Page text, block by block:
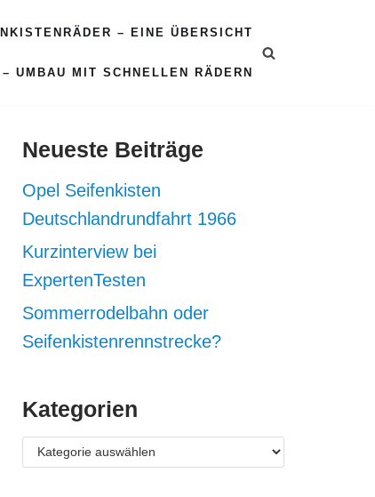
– EINE ÜBERSICHT
UMBAU MIT SCHNELLEN RÄDERN
Neueste Beiträge
Opel Seifenkisten
Deutschlandrundfahrt 1966
Kurzinterview bei
ExpertenTesten
Sommerrodelbahn oder
Seifenkistenrennstrecke?
Kategorien